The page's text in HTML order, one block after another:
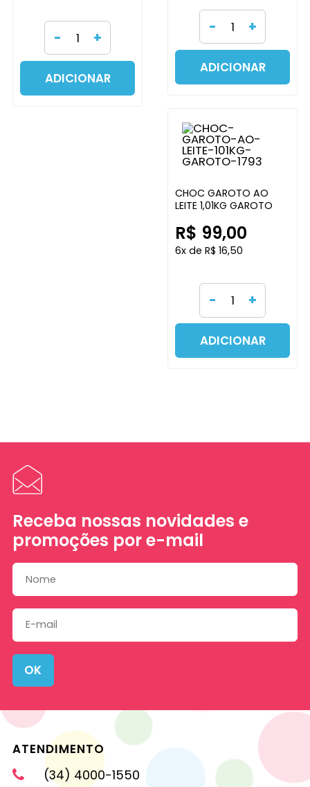
- +
ADICIONAR
- +
ADICIONAR
CHOC GAROTO AO
LEITE 1,01KG GAROTO
R$ 99,00
6x de R$ 16,50
- +
ADICIONAR
Receba nossas novidades e
promoções por e-mail
OK
ATENDIMENTO
(34) 4000-1550